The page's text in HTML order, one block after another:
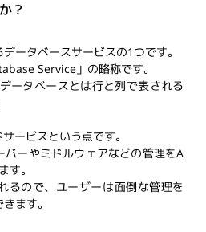
？
ータベースサービスの1つです。
Service」の略称です。
ータベースとは行と列で表される
ービスという点です。
バーやミドルウェアなどの管理をA
す。
るので、ユーザーは面倒な管理を
ます。